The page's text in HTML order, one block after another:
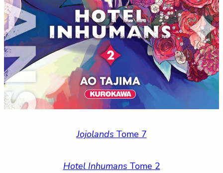
Jojolands Tome 7
Hotel Inhumans Tome 2